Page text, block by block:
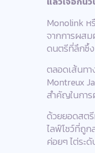
Monolink ห
จากการผสม
ดนตรีที่ลึกซึ้
ตลอดเส้นทา
Montreux
สำคัญในการ
ด้วยยอดสตรี
ไลฟ์โชว์ที่ถูก
ค่อยๆ ไต่ระ